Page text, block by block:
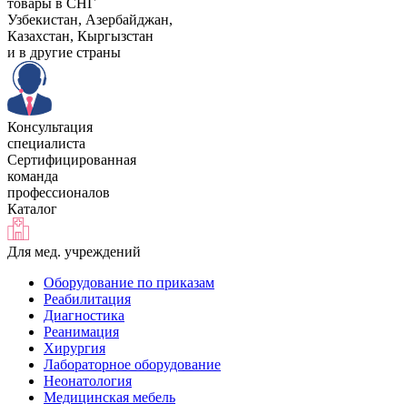
товары в СНГ
Узбекистан, Aзербайджан,
Казахстан, Кыргызстан
и в другие страны
Консультация
специалиста
Сертифицированная
команда
профессионалов
Каталог
Для мед. учреждений
Оборудование по приказам
Реабилитация
Диагностика
Реанимация
Хирургия
Лабораторное оборудование
Неонатология
Медицинская мебель